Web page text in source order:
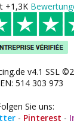
+1,3K
v4.1 SSL
514 303 973
Sie uns:
- Pinterest -